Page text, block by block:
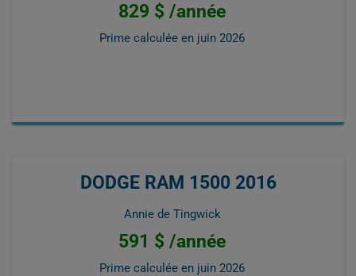
829 $ /année
Prime calculée en juin 2026
DODGE RAM 1500 2016
Annie de Tingwick
591 $ /année
Prime calculée en juin 2026